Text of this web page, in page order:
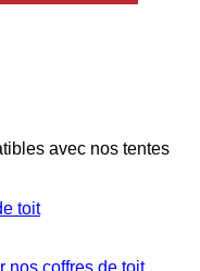
avec nos tentes
toit
nos coffres de toit